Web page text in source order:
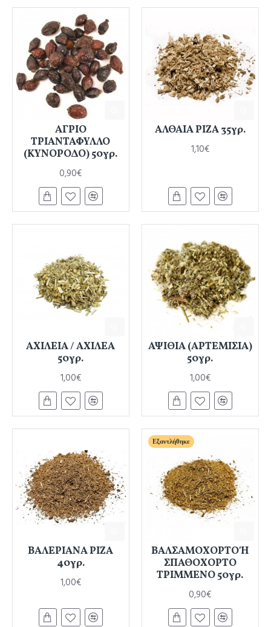
ΑΓΡΙΟ
ΤΡΙΑΝΤΑΦΥΛΛΟ
(ΚΥΝΟΡΟΔΟ) 50γρ.
0,90€
ΑΛΘΑΙΑ ΡΙΖΑ 35γρ.
1,10€
ΑΧΙΛΕΙΑ / ΑΧΙΛΕΑ
50γρ.
1,00€
ΑΨΙΘΙΑ (ΑΡΤΕΜΙΣΙΑ)
50γρ.
1,00€
ΒΑΛΕΡΙΑΝΑ ΡΙΖΑ
40γρ.
1,00€
Εξαντλήθηκε
ΒΑΛΣΑΜΟΧΟΡΤΟ Ή
ΣΠΑΘΟΧΟΡΤΟ
ΤΡΙΜΜΕΝΟ 50γρ.
0,90€